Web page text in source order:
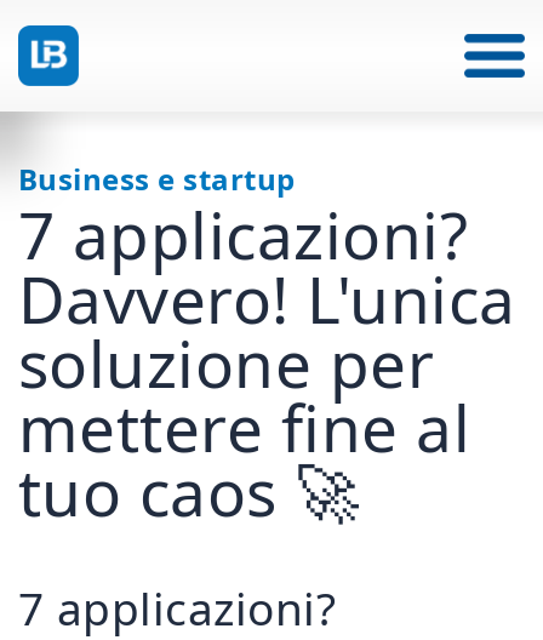
Business e startup
7 applicazioni?
Davvero! L'unica
soluzione per
mettere fine al
tuo caos 🚀
7 applicazioni?